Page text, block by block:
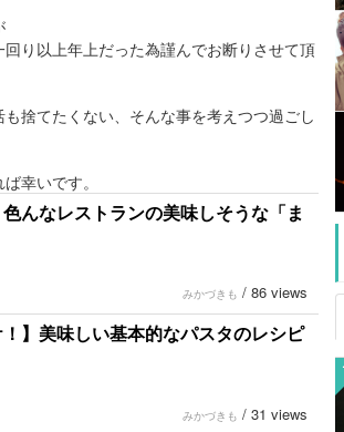
り以上年上だった為謹んでお断りさせて頂
捨てたくない、そんな事を考えつつ過ごし
幸いです。
んなレストランの美味しそうな「ま
みかづきも / 86 views
！】美味しい基本的なパスタのレシピ
みかづきも / 31 views